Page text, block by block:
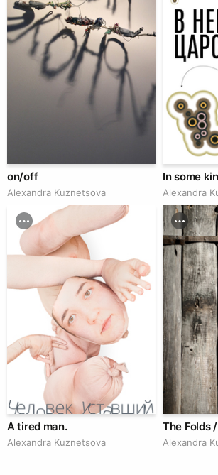
on/off
Alexandra Kuznetsova
In some
Alexandra
A tired man.
Alexandra Kuznetsova
The Folds
Alexandra